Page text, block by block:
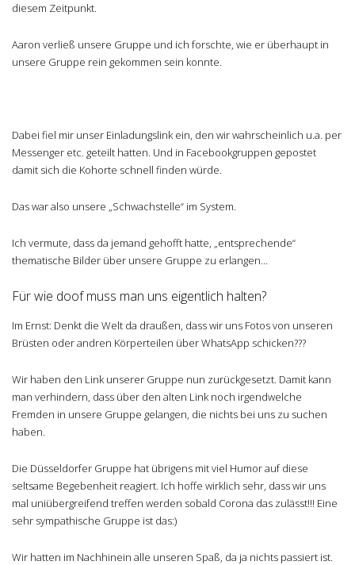
diesem Zeitpunkt.
Aaron verließ unsere Gruppe und ich forschte, wie er überhaupt in
unsere Gruppe rein gekommen sein konnte.
Dabei fiel mir unser Einladungslink ein, den wir wahrscheinlich u.a. per
Messenger etc. geteilt hatten. Und in Facebookgruppen gepostet
damit sich die Kohorte schnell finden würde.
Das war also unsere „Schwachstelle“ im System.
Ich vermute, dass da jemand gehofft hatte, „entsprechende“
thematische Bilder über unsere Gruppe zu erlangen…
Für wie doof muss man uns eigentlich halten?
Im Ernst: Denkt die Welt da draußen, dass wir uns Fotos von unseren
Brüsten oder andren Körperteilen über WhatsApp schicken???
Wir haben den Link unserer Gruppe nun zurückgesetzt. Damit kann
man verhindern, dass über den alten Link noch irgendwelche
Fremden in unsere Gruppe gelangen, die nichts bei uns zu suchen
haben.
Die Düsseldorfer Gruppe hat übrigens mit viel Humor auf diese
seltsame Begebenheit reagiert. Ich hoffe wirklich sehr, dass wir uns
mal uniübergreifend treffen werden sobald Corona das zulässt!!! Eine
sehr sympathische Gruppe ist das:)
Wir hatten im Nachhinein alle unseren Spaß, da ja nichts passiert ist.